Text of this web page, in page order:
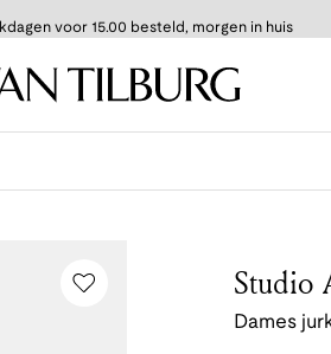
voor 15.00 besteld, morgen in huis
Studio
Dames